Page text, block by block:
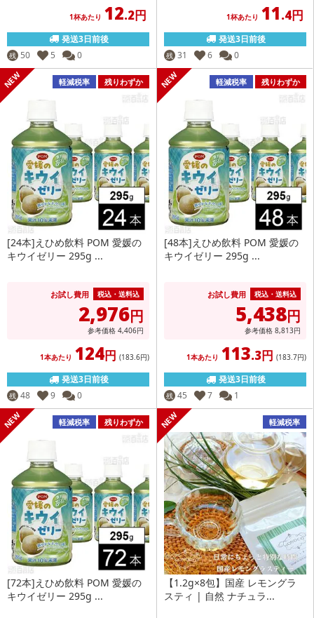
1杯あたり 12.2円
発送3日前後
残 50 5 0
1杯あたり 11.4円
発送3日前後
残 31 6 0
軽減税率 残りわずか
[24本]えひめ飲料 POM 愛媛の
キウイゼリー 295g ...
お試し費用 税込・送料込
2,976円
参考価格 4,406円
1本あたり 124円 (183.6円)
発送3日前後
残 48 9 0
軽減税率 残りわずか
[48本]えひめ飲料 POM 愛媛の
キウイゼリー 295g ...
お試し費用 税込・送料込
5,438円
参考価格 8,813円
1本あたり 113.3円 (183.7円)
発送3日前後
残 45 7 1
軽減税率 残りわずか
[72本]えひめ飲料 POM 愛媛の
キウイゼリー 295g ...
軽減税率
【1.2g×8包】国産 レモングラ
スティ | 自然 ナチュラ...